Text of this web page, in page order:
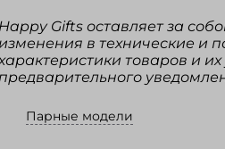
Gifts оставляет за
в технические и
товаров и
Парные модели